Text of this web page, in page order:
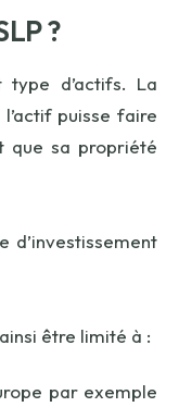
?
type d’actifs. La
puisse faire
que sa propriété
d’investissement
être limité à :
par exemple